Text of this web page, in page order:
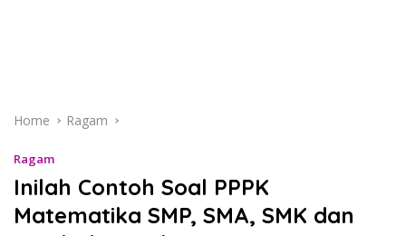
Home Ragam
Ragam
Inilah Contoh Soal PPPK
Matematika SMP, SMA, SMK dan